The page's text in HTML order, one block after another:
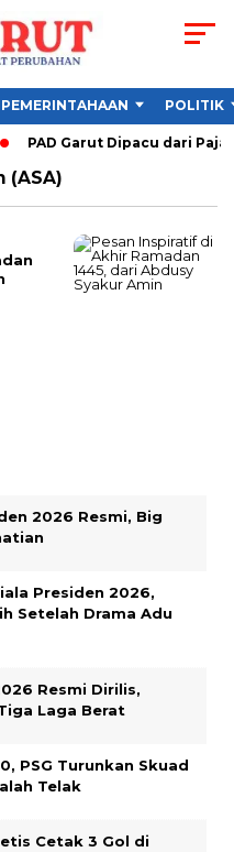
PEMERINTAHAAN POLITIK
PAD Garut Dipacu dari
(ASA)
2026 Resmi, Big
Presiden 2026,
Setelah Drama Adu
Resmi Dirilis,
Laga Berat
PSG Turunkan Skuad
Telak
Cetak 3 Gol di